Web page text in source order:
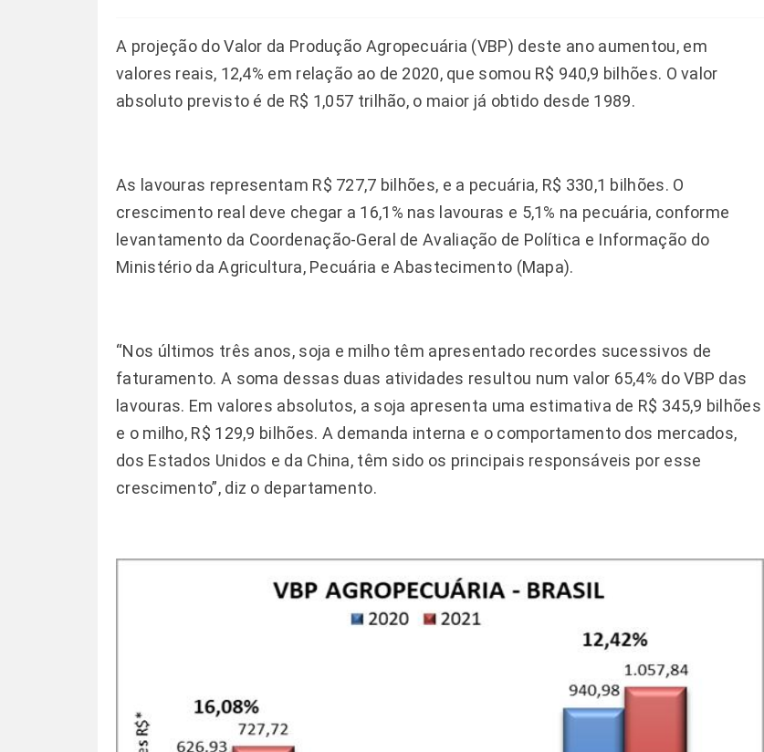
A projeção do Valor da Produção Agropecuária (VBP) deste ano aumentou, em
valores reais, 12,4% em relação ao de 2020, que somou R$ 940,9 bilhões. O valor
absoluto previsto é de R$ 1,057 trilhão, o maior já obtido desde 1989.
As lavouras representam R$ 727,7 bilhões, e a pecuária, R$ 330,1 bilhões. O
crescimento real deve chegar a 16,1% nas lavouras e 5,1% na pecuária, conforme
levantamento da Coordenação-Geral de Avaliação de Política e Informação do
Ministério da Agricultura, Pecuária e Abastecimento (Mapa).
“Nos últimos três anos, soja e milho têm apresentado recordes sucessivos de
faturamento. A soma dessas duas atividades resultou num valor 65,4% do VBP das
lavouras. Em valores absolutos, a soja apresenta uma estimativa de R$ 345,9 bilhões
e o milho, R$ 129,9 bilhões. A demanda interna e o comportamento dos mercados,
dos Estados Unidos e da China, têm sido os principais responsáveis por esse
crescimento”, diz o departamento.